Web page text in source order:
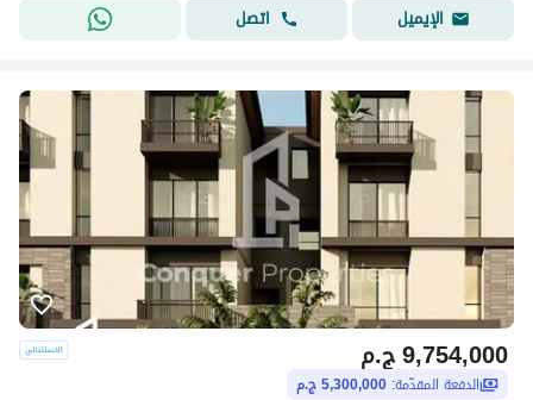
الإيميل
اتصل
ج.م9,754,000
الدفعة المقدّمة: 5,300,000 ج.م